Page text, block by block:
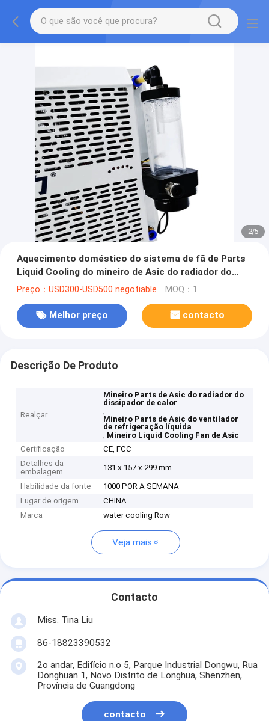
2/5
Aquecimento doméstico do sistema de fã de Parts
Liquid Cooling do mineiro de Asic do radiador do
dissipador de calor
Preço：USD300-USD500 negotiable MOQ：1
Melhor preço contacto
Descrição De Produto
Realçar
Mineiro Parts de Asic do radiador do
dissipador de calor
,
Mineiro Parts de Asic do ventilador
de refrigeração líquida
, Mineiro Liquid Cooling Fan de Asic
Certificação
CE, FCC
Detalhes da
embalagem
131 x 157 x 299 mm
Habilidade da fonte
1000 POR A SEMANA
Lugar de origem
CHINA
Marca
water cooling Row
Veja mais
Contacto
Miss. Tina Liu
86-18823390532
2o andar, Edifício n.o 5, Parque Industrial Dongwu, Rua
Donghuan 1, Novo Distrito de Longhua, Shenzhen,
Província de Guangdong
contacto